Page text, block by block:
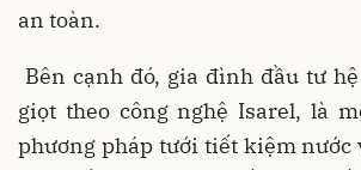
an toàn.
Bên cạnh đó, gia đình đầu tư
giọt theo công nghệ Isarel, là
phương pháp tưới tiết kiệm nước